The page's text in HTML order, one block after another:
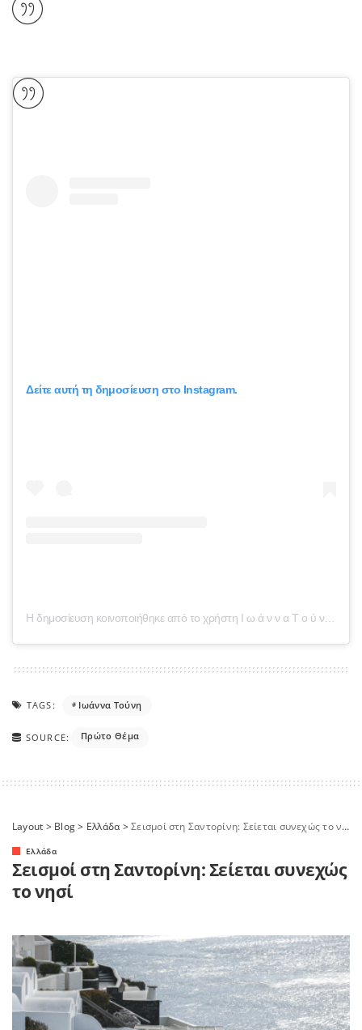
Δείτε αυτή τη δημοσίευση στο Instagram.
Η δημοσίευση κοινοποιήθηκε από το χρήστη Ι ω ά ν ν α Τ ο ύ ν η (@j.touni)
TAGS: Ιωάννα Τούνη
SOURCE: Πρώτο Θέμα
Layout > Blog> Ελλάδα>Σεισμοί στη Σαντορίνη: Σείεται συνεχώς το νησί
Ελλάδα
Σεισμοί στη Σαντορίνη: Σείεται συνεχώς
το νησί